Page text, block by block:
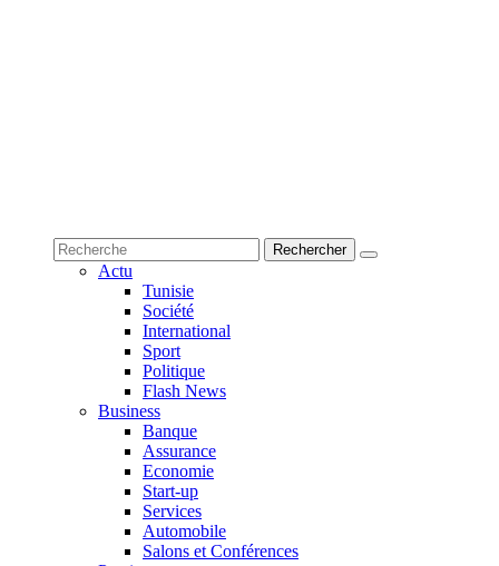
Actu
Tunisie
Société
International
Sport
Politique
Flash News
Business
Banque
Assurance
Economie
Start-up
Services
Automobile
Salons et Conférences